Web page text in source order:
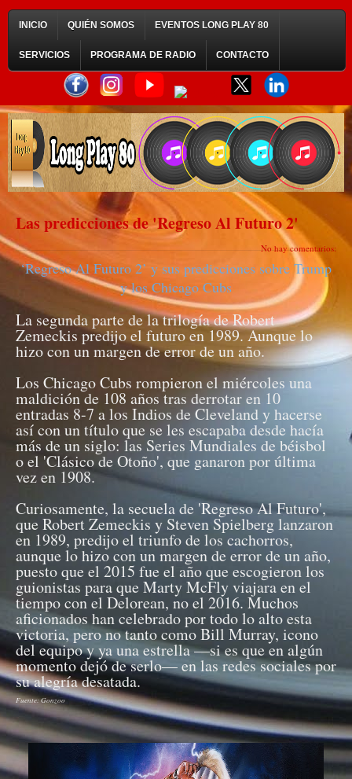
INICIO QUIÉN SOMOS EVENTOS LONG PLAY 80
SERVICIOS PROGRAMA DE RADIO CONTACTO
Las predicciones de 'Regreso Al Futuro 2'
No hay comentarios:
‘Regreso Al Futuro 2’ y sus predicciones sobre Trump
y los Chicago Cubs
La segunda parte de la trilogía de Robert
Zemeckis predijo el futuro en 1989. Aunque lo
hizo con un margen de error de un año.
Los Chicago Cubs rompieron el miércoles una
maldición de 108 años tras derrotar en 10
entradas 8-7 a los Indios de Cleveland y hacerse
así con un título que se les escapaba desde hacía
más de un siglo: las Series Mundiales de béisbol
o el 'Clásico de Otoño', que ganaron por última
vez en 1908.
Curiosamente, la secuela de 'Regreso Al Futuro',
que Robert Zemeckis y Steven Spielberg lanzaron
en 1989, predijo el triunfo de los cachorros,
aunque lo hizo con un margen de error de un año,
puesto que el 2015 fue el año que escogieron los
guionistas para que Marty McFly viajara en el
tiempo con el Delorean, no el 2016. Muchos
aficionados han celebrado por todo lo alto esta
victoria, pero no tanto como Bill Murray, icono
del equipo y ya una estrella —si es que en algún
momento dejó de serlo— en las redes sociales por
su alegría desatada.
Fuente: Gonzoo